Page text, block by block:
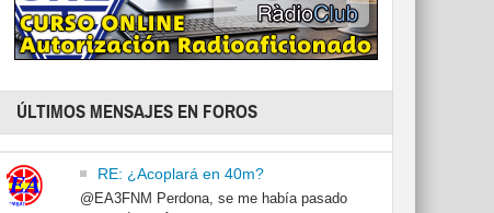
ÚLTIMOS MENSAJES EN FOROS
RE: ¿Acoplará en 40m?
@EA3FNM Perdona, se me había pasado